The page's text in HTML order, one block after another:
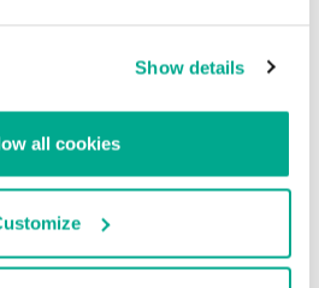
Show details
all cookies
para MacOS, la familia de troyanos
simple y directa cambiando la
responda a los servidores DNS de los
autodesinstalarse. Entonces, es
que cambia la configuración
porque en realidad no hay
en tu equipo. Sin embargo, lo